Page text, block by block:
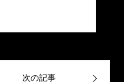
次の記事